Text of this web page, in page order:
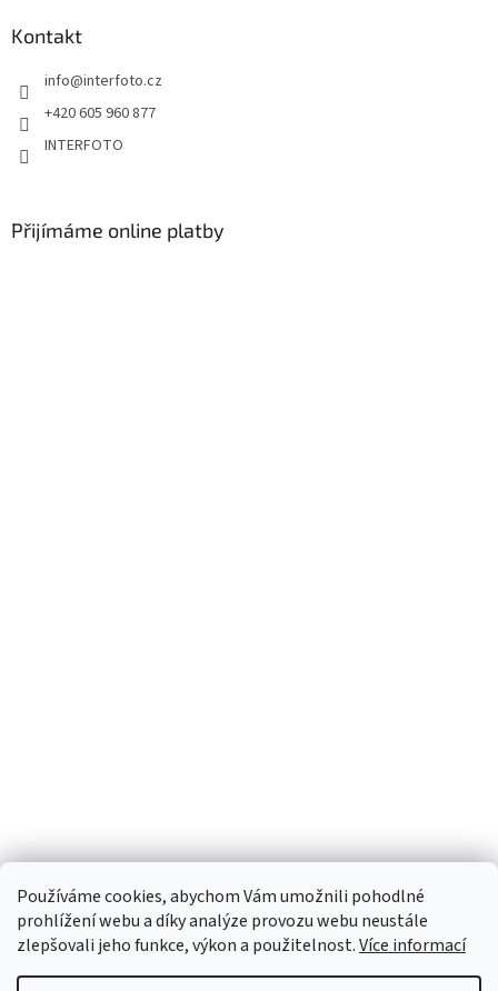
Používáme cookies, abychom Vám umožnili pohodlné
prohlížení webu a díky analýze provozu webu neustále
zlepšovali jeho funkce, výkon a použitelnost.Více informací
Kontakt
info@interfoto.cz
+420 605 960 877
INTERFOTO
Přijímáme online platby